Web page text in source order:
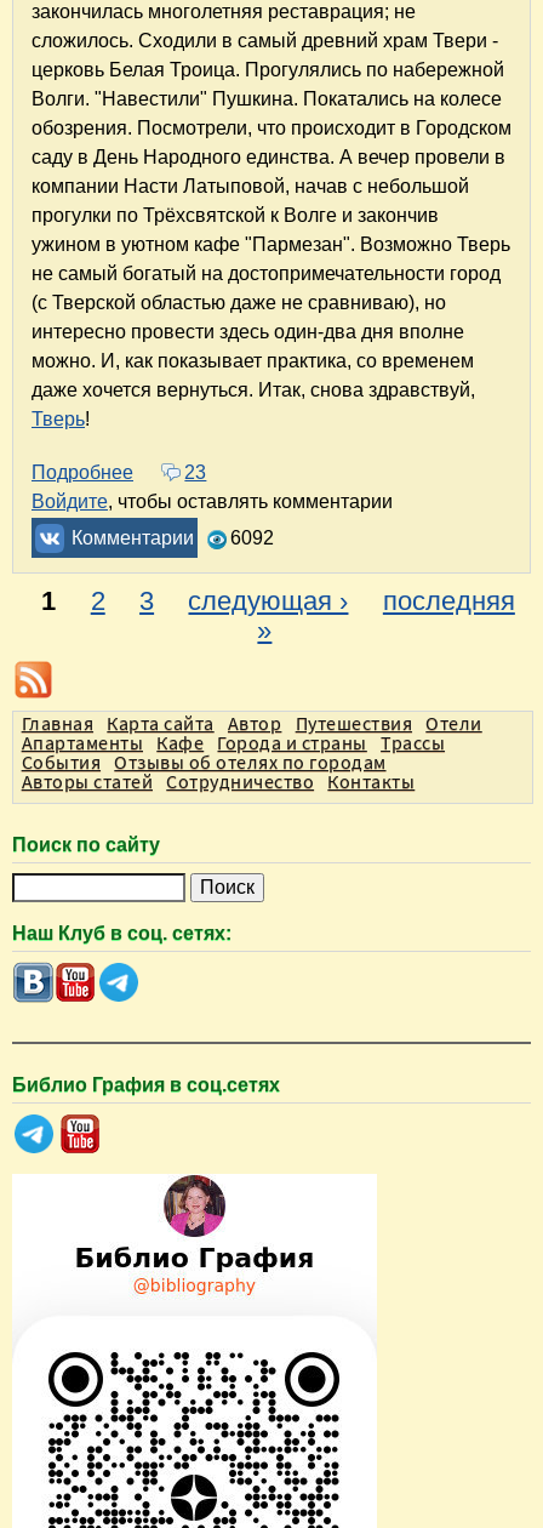
закончилась многолетняя реставрация; не
сложилось. Сходили в самый древний храм Твери -
церковь Белая Троица. Прогулялись по набережной
Волги. "Навестили" Пушкина. Покатались на колесе
обозрения. Посмотрели, что происходит в Городском
саду в День Народного единства. А вечер провели в
компании Насти Латыповой, начав с небольшой
прогулки по Трёхсвятской к Волге и закончив
ужином в уютном кафе "Пармезан". Возможно Тверь
не самый богатый на достопримечательности город
(с Тверской областью даже не сравниваю), но
интересно провести здесь один-два дня вполне
можно. И, как показывает практика, со временем
даже хочется вернуться. Итак, снова здравствуй,
Тверь!
Подробнее о Поездка по Тверской области. Часть 2.
23
Войдите, чтобы оставлять комментарии
Комментарии
6092
т
р
а
н
и
ц
ы
1 2 3 следующая ›
последняя
»
Главная Карта сайта Автор Путешествия
Отели
Апартаменты Кафе Города и страны Трассы
События Отзывы об отелях по городам
Авторы статей Сотрудничество Контакты
Поиск по сайту
и
с
к
Наш Клуб в соц. сетях:
Библио Графия в соц.сетях